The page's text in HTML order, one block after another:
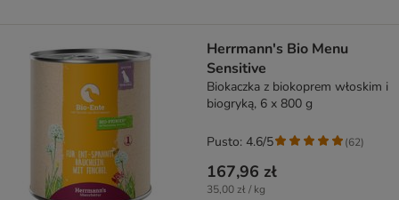
Herrmann's Bio Menu
Sensitive
Biokaczka z biokoprem włoskim i
biogryką, 6 x 800 g
167,96 zł
35,00 zł / kg
Pusto: 4.6/5 (62)